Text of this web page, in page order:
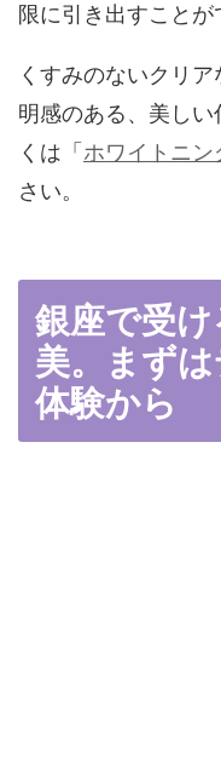
限に引き出すことが
くすみのないクリ
明感のある、美し
くは「 ホワイトニン
さい。
銀座で受
美。まず
体験から